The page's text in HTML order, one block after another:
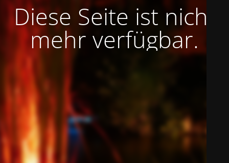
Diese Seite ist nicht
mehr verfügbar.